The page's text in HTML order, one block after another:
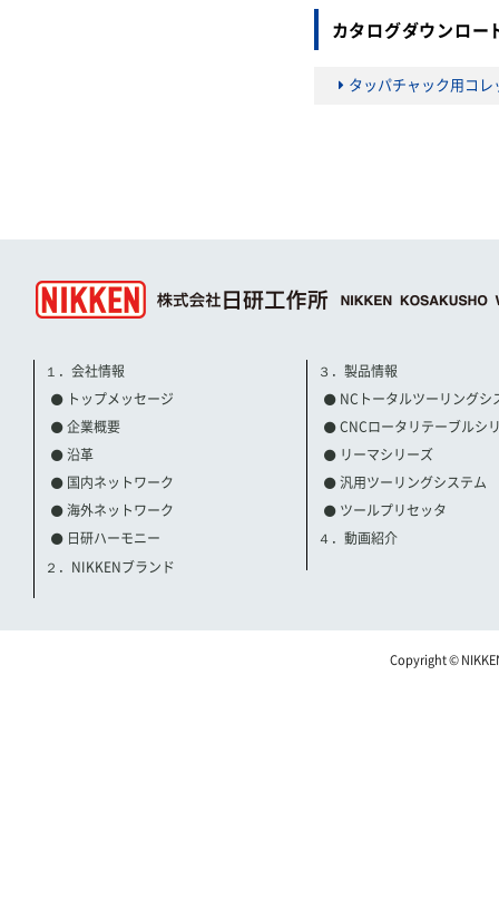
カタログダウンロー
タッパチャック用コ
１．会社情報
トップメッセージ
企業概要
沿革
国内ネットワーク
海外ネットワーク
日研ハーモニー
２．NIKKENブランド
３．製品情報
NCトータルツーリングシ
CNCロータリテーブルシ
リーマシリーズ
汎用ツーリングシステム
ツールプリセッタ
４．動画紹介
Copyright ©